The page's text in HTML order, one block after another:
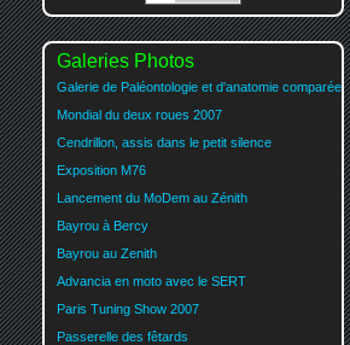
Galeries Photos
Galerie de Paléontologie et d'anatomie comparée
Mondial du deux roues 2007
Cendrillon, assis dans le petit silence
Exposition M76
Lancement du MoDem au Zénith
Bayrou à Bercy
Bayrou au Zenith
Advancia en moto avec le SERT
Paris Tuning Show 2007
Passerelle des fêtards